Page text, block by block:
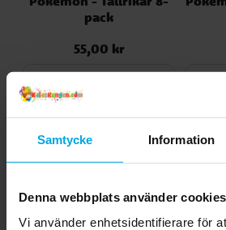
Samtycke Information
Denna webbplats använder cookies
Vi använder enhetsidentifierare för
pack
Pris:55,00 kr
55,00 kr
Andra köpte